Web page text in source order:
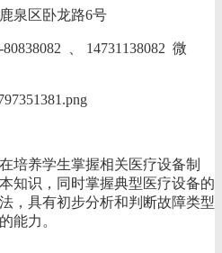
泉区卧龙路6号
、 14731138082 微
培养学生掌握相关医疗设备制
知识，同时掌握典型医疗设备的
，具有初步分析和判断故障类型
能力。